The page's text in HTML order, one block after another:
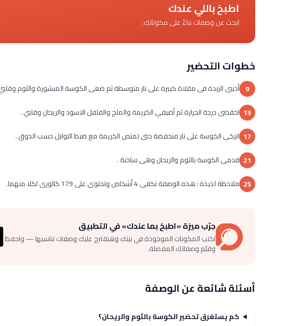
اطبخ باللي عندك
ابحث عن وصفات بناءً على مكوناتك.
خطوات التحضير
9 أذيبى الزبدة فى مقلاة كبيرة على نار متوسطة ثم ضعى الكوسة المبشورة والثوم وقلبي حتى
13 اخفضى درجة الحرارة ثم أضيفي الكريمة والملح والفلفل الاسود والريحان وقلبي .
17 اتركى الكوسة على نار منخفضة حتى تمتص الكريمة مع ضبط التوابل حسب الذوق .
21 قدمى الكوسة بالثوم والريحان وهى ساخنة .
25 ملاحظة لذيذة : هذه الوصفة تكفى 4 أشخاص وتحتوى على 179 كالورى لكلا منهما.
جرّب ميزة «اطبخ بما عندك» في التطبيق
اكتب المكونات الموجودة في بيتك وهنقترح عليك وصفات تناسبها — واحفظ
وقيّم وصفاتك المفضلة.
أسئلة شائعة عن الوصفة
كم يستغرق تحضير الكوسة بالثوم والريحان؟